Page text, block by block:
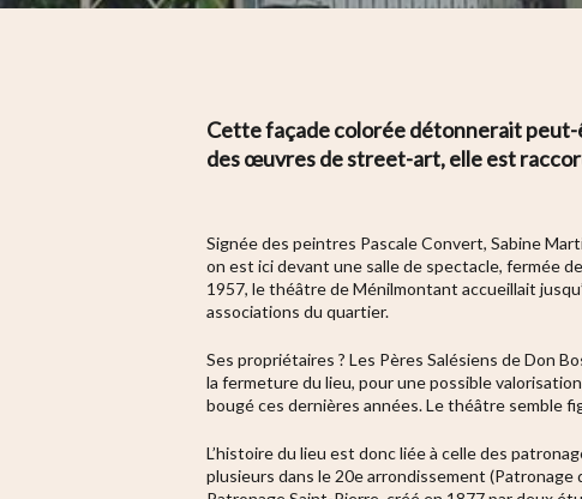
Cette façade colorée détonnerait
des œuvres de street-art, elle est
Signée des peintres Pascale Convert, Sabine
on est ici devant une salle de spectacle, fermée
1957, le théâtre de Ménilmontant accueillait
associations du quartier.
Ses propriétaires ? Les Pères Salésiens de Don
la fermeture du lieu, pour une possible
bougé ces dernières années. Le théâtre semble
L’histoire du lieu est donc liée à celle des
plusieurs dans le 20e arrondissement (Patronage